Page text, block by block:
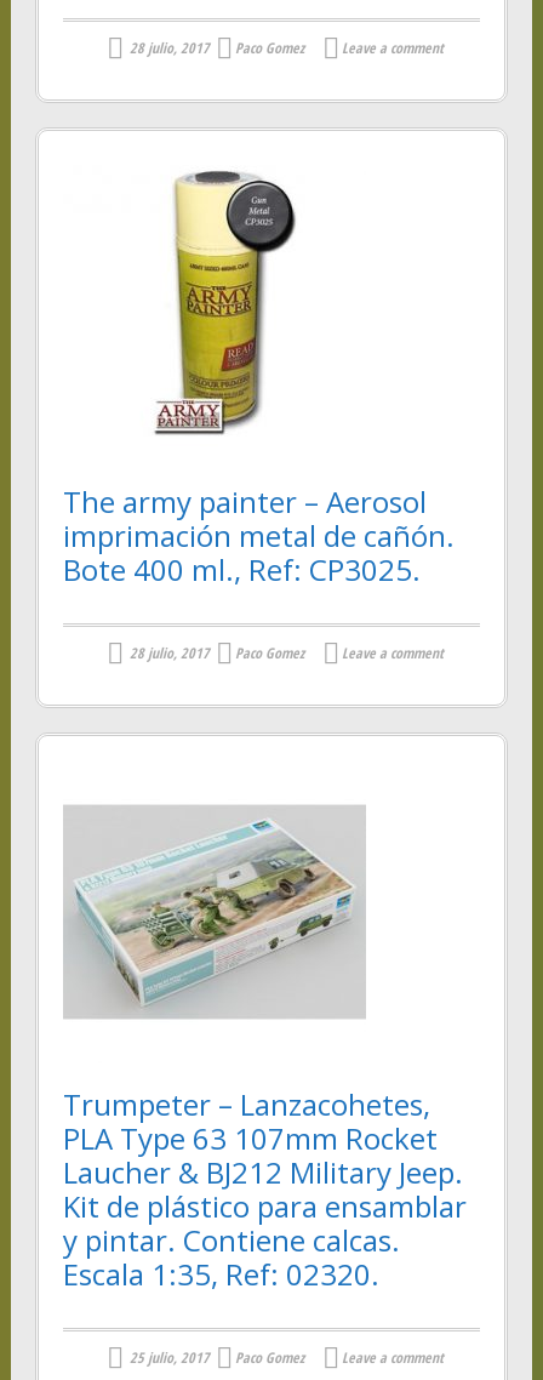
28 julio, 2017 Paco Gomez Leave a comment
The army painter – Aerosol
imprimación metal de cañón.
Bote 400 ml., Ref: CP3025.
28 julio, 2017 Paco Gomez Leave a comment
Trumpeter – Lanzacohetes,
PLA Type 63 107mm Rocket
Laucher & BJ212 Military Jeep.
Kit de plástico para ensamblar
y pintar. Contiene calcas.
Escala 1:35, Ref: 02320.
25 julio, 2017 Paco Gomez Leave a comment